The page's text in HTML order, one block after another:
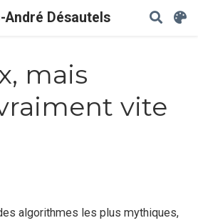
André Désautels
mais
vite
algorithmes les plus mythiques,